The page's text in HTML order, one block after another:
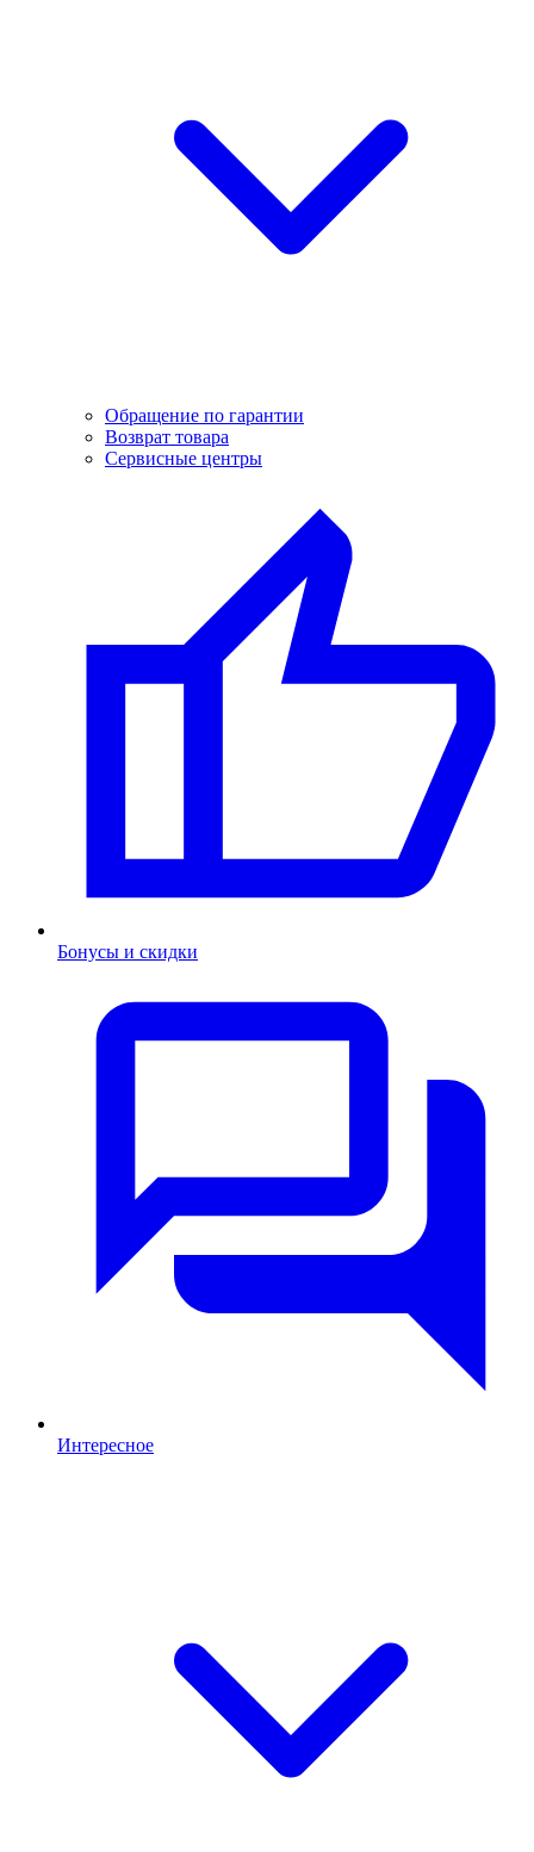
Обращение по гарантии
Возврат товара
Сервисные центры
Бонусы и скидки
Интересное